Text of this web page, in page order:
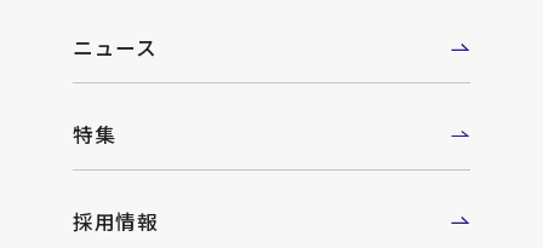
ニュース
特集
採用情報